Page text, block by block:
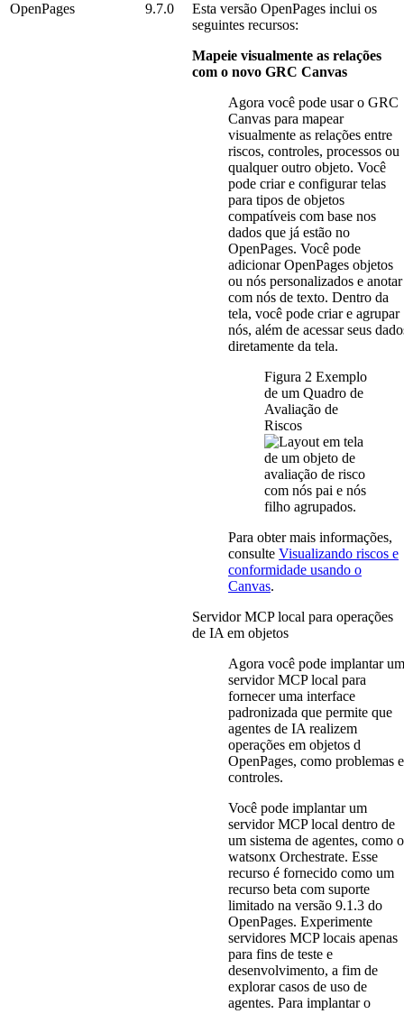
OpenPages 9.7.0 Esta versão OpenPages inclui os
seguintes recursos:
Mapeie visualmente as relações
com o novo GRC Canvas
Agora você pode usar o GRC
Canvas para mapear
visualmente as relações entre
riscos, controles, processos ou
qualquer outro objeto. Você
pode criar e configurar telas
para tipos de objetos
compatíveis com base nos
dados que já estão no
OpenPages. Você pode
adicionarOpenPages objetos
ou nós personalizados e anotar
com nós de texto. Dentro da
tela, você pode criar e agrupar
nós, além de acessar seus
diretamente da tela.
Figura 2 Exemplo
de um Quadro de
Avaliação de
Riscos
Para obter mais informações,
consulte Visualizando riscos e
conformidade usando o
Canvas.
Servidor MCP local para operações
de IA em objetos
Agora você pode implantar um
servidor MCP local para
fornecer uma interface
padronizada que permite que
agentes de IA realizem
operações em objetos d
OpenPages, como problemas e
controles.
Você pode implantar um
servidor MCP local dentro de
um sistema de agentes, como o
watsonx Orchestrate. Esse
recurso é fornecido como um
recurso beta com suporte
limitado na versão 9.1.3 do
OpenPages. Experimente
servidores MCP locais apenas
para fins de teste e
desenvolvimento, a fim de
explorar casos de uso de
agentes. Para implantar o